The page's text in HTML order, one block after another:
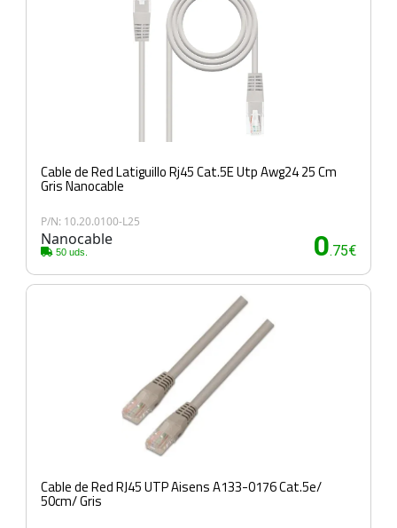
Cable de Red Latiguillo Rj45 Cat.5E Utp Awg24 25 Cm
Gris Nanocable
P/N: 10.20.0100-L25
Nanocable
50 uds. 0.75€
Cable de Red RJ45 UTP Aisens A133-0176 Cat.5e/
50cm/ Gris